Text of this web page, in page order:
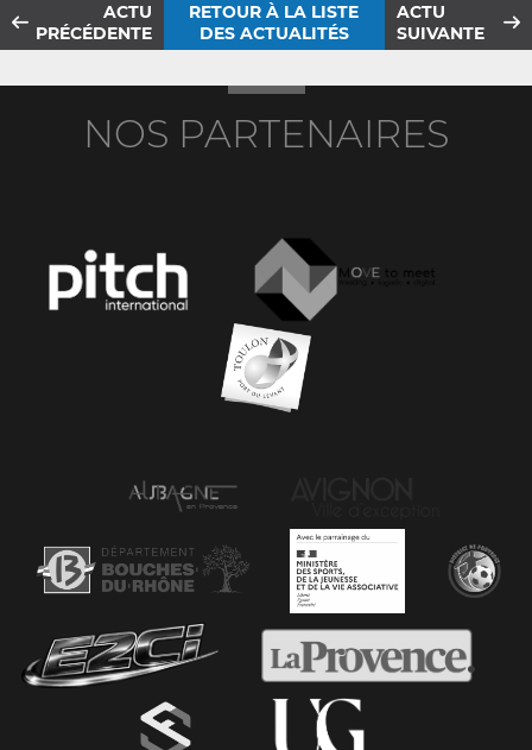
ACTU
PRÉCÉDENTE
RETOUR À LA LISTE
DES ACTUALITÉS
ACTU
SUIVANTE
NOS PARTENAIRES